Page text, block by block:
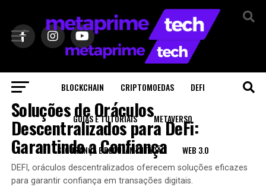
BLOCKCHAIN CRIPTOMOEDAS DEFI
GUIAS E TUTORIAIS METAVERSO
SEGURANÇA E REGULAMENTAÇÃO WEB 3.0
DEFI
Soluções de Oráculos
Descentralizados para DeFi:
Garantindo a Confiança
DEFI, oráculos descentralizados oferecem soluções eficazes
para garantir confiança em transações digitais.